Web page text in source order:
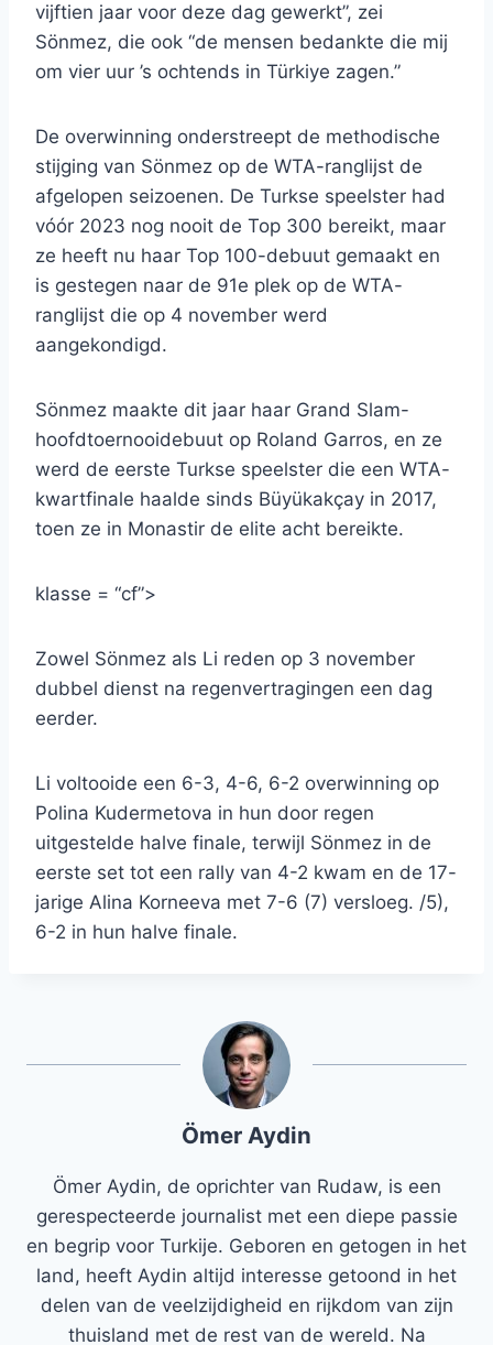
vijftien jaar voor deze dag gewerkt”, zei
Sönmez, die ook “de mensen bedankte die mij
om vier uur ’s ochtends in Türkiye zagen.”
De overwinning onderstreept de methodische
stijging van Sönmez op de WTA-ranglijst de
afgelopen seizoenen. De Turkse speelster had
vóór 2023 nog nooit de Top 300 bereikt, maar
ze heeft nu haar Top 100-debuut gemaakt en
is gestegen naar de 91e plek op de WTA-
ranglijst die op 4 november werd
aangekondigd.
Sönmez maakte dit jaar haar Grand Slam-
hoofdtoernooidebuut op Roland Garros, en ze
werd de eerste Turkse speelster die een WTA-
kwartfinale haalde sinds Büyükakçay in 2017,
toen ze in Monastir de elite acht bereikte.
klasse = “cf”>
Zowel Sönmez als Li reden op 3 november
dubbel dienst na regenvertragingen een dag
eerder.
Li voltooide een 6-3, 4-6, 6-2 overwinning op
Polina Kudermetova in hun door regen
uitgestelde halve finale, terwijl Sönmez in de
eerste set tot een rally van 4-2 kwam en de 17-
jarige Alina Korneeva met 7-6 (7) versloeg. /5),
6-2 in hun halve finale.
Ömer Aydin
Ömer Aydin, de oprichter van Rudaw, is een
gerespecteerde journalist met een diepe passie
en begrip voor Turkije. Geboren en getogen in het
land, heeft Aydin altijd interesse getoond in het
delen van de veelzijdigheid en rijkdom van zijn
thuisland met de rest van de wereld. Na